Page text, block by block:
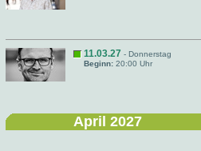
11.03.27 - Donnerstag
Beginn: 20:00 Uhr
April 2027